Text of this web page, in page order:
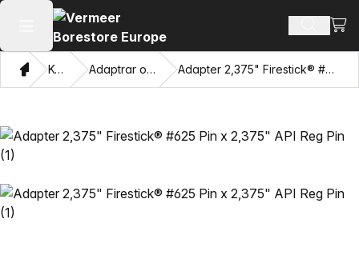
Öppna huvudmenyn Sök
HemKatalog Adaptrar och dragögon Adapter 2,375" Firestick® #625 Pin x 2,375" API Reg Pin